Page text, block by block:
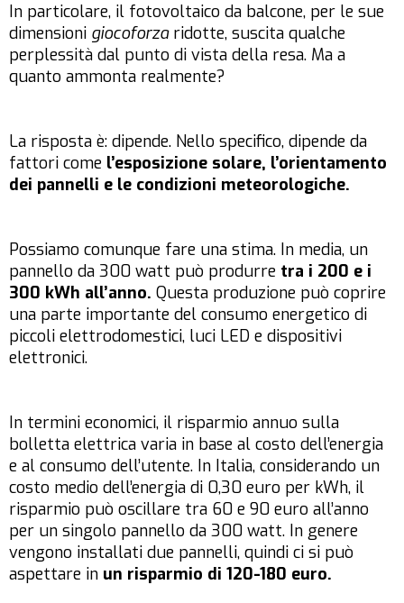
In particolare, il fotovoltaico da balcone, per le sue
dimensioni giocoforzaridotte, suscita qualche
perplessità dal punto di vista della resa. Ma a
quanto ammonta realmente?
La risposta è: dipende. Nello specifico, dipende da
fattori come l’esposizione solare, l’orientamento
dei pannelli e le condizioni meteorologiche.
Possiamo comunque fare una stima. In media, un
pannello da 300 watt può produrre tra i 200 e i
300 kWh all’anno. Questa produzione può coprire
una parte importante del consumo energetico di
piccoli elettrodomestici, luci LED e dispositivi
elettronici.
In termini economici, il risparmio annuo sulla
bolletta elettrica varia in base al costo dell’energia
e al consumo dell’utente. In Italia, considerando un
costo medio dell’energia di 0,30 euro per kWh, il
risparmio può oscillare tra 60 e 90 euro all’anno
per un singolo pannello da 300 watt. In genere
vengono installati due pannelli, quindi ci si può
aspettare in un risparmio di 120-180 euro.